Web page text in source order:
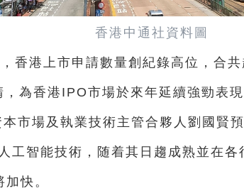
香港中通社資料圖
香港上市申請數量創紀錄高位，合
，為香港IPO市場於來年延續強勁表現
市場及執業技術主管合夥人劉國賢
工智能技術，随着其日趨成熟並在各
快。